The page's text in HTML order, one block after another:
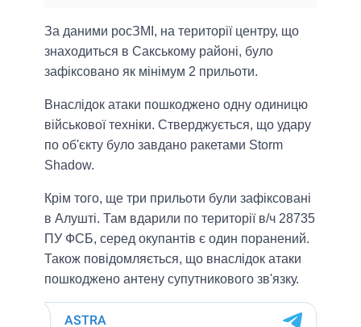
За даними росЗМІ, на території центру, що
знаходиться в Сакському районі, було
зафіксовано як мінімум 2 прильоти.
Внаслідок атаки пошкоджено одну одиницю
військової техніки. Стверджується, що удару
по об'єкту було завдано ракетами Storm
Shadow.
Крім того, ще три прильоти були зафіксовані
в Алушті. Там вдарили по території в/ч 28735
ПУ ФСБ, серед окупантів є один поранений.
Також повідомляється, що внаслідок атаки
пошкоджено антену супутникового зв'язку.